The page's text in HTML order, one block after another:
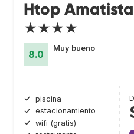
Htop Amatista
★★★★
8.0
Muy bueno
piscina
estacionamiento
wifi (gratis)